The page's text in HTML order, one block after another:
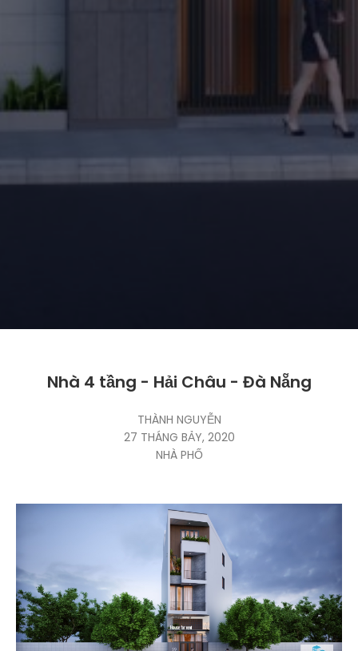
Nhà 4 tầng - Hải Châu - Đà Nẵng
THÀNH NGUYỄN
27 THÁNG BẢY, 2020
NHÀ PHỐ